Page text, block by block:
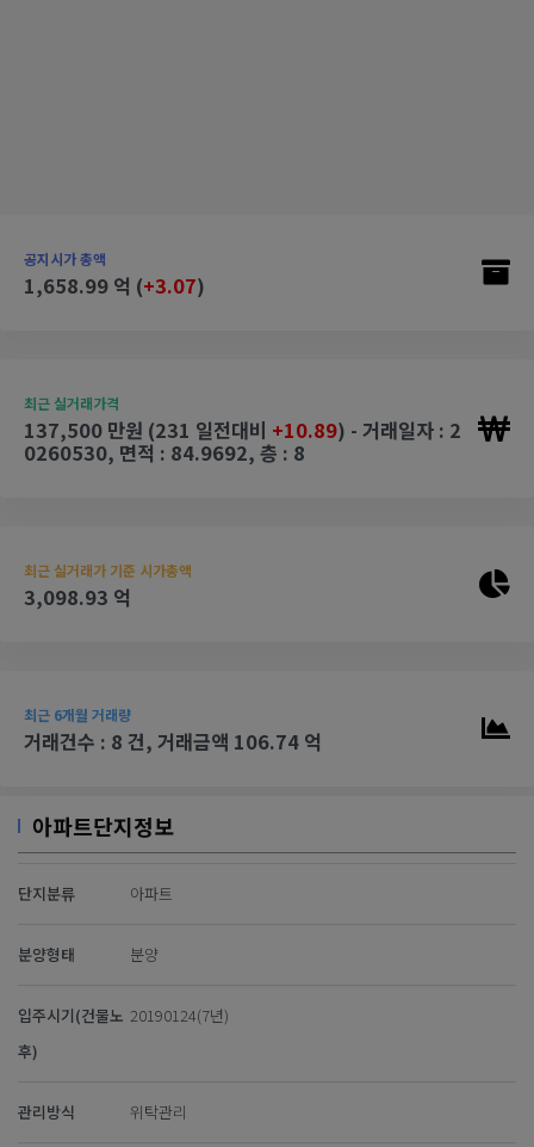
공지시가 총액
1,658.99 억 (+3.07)
최근 실거래가격
137,500 만원 (231 일전대비 +10.89) - 거래일자 : 2
0260530, 면적 : 84.9692, 층 : 8
최근 실거래가 기준 시가총액
3,098.93 억
최근 6개월 거래량
거래건수 : 8 건, 거래금액 106.74 억
아파트단지정보
단지분류 아파트
분양형태 분양
입주시기(건물노
후)
20190124(7년)
관리방식 위탁관리